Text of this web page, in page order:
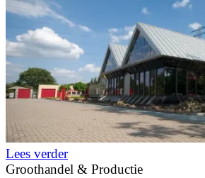
Lees verder
Groothandel & Productie